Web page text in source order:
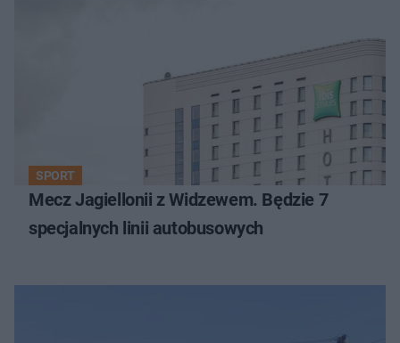
SPORT
Mecz Jagiellonii z Widzewem. Będzie 7
specjalnych linii autobusowych